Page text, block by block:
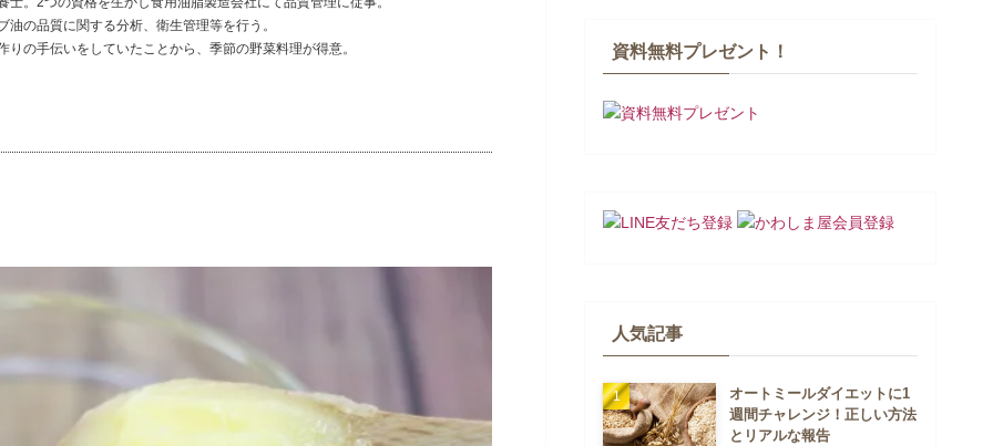
油の品質に関する分析、衛生管理等を行う。
りの手伝いをしていたことから、季節の野菜料理が得意。
資料無料プレゼント！
人気記事
オートミールダイエットに1
週間チャレンジ！正しい方法
とリアルな報告